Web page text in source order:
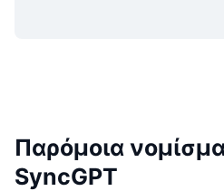
Παρόμοια
SyncGPT